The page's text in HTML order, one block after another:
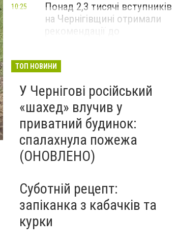
Понад 2,3 тисячі вступників
на Чернігівщині отримали
серпня
10:25
ТОП НОВИНИ
У Чернігові російський
«шахед» влучив у
приватний будинок:
спалахнула пожежа
(ОНОВЛЕНО)
Суботній рецепт:
запіканка з кабачків та
курки